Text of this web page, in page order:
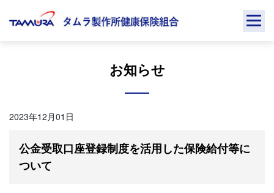
お知らせ
2023年12月01日
公金受取口座登録制度を活用した保険給付等に
ついて